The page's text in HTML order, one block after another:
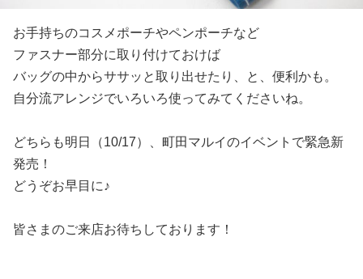
お手持ちのコスメポーチやペンポーチなど
ファスナー部分に取り付けておけば
バッグの中からササッと取り出せたり、と、便利かも。
自分流アレンジでいろいろ使ってみてくださいね。
どちらも明日（10/17）、町田マルイのイベントで緊急新
発売！
どうぞお早目に♪
皆さまのご来店お待ちしております！